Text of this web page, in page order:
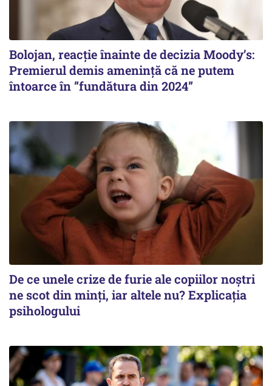
Bolojan, reacție înainte de decizia Moody’s:
Premierul demis amenință că ne putem
întoarce în ”fundătura din 2024”
De ce unele crize de furie ale copiilor noștri
ne scot din minți, iar altele nu? Explicația
psihologului